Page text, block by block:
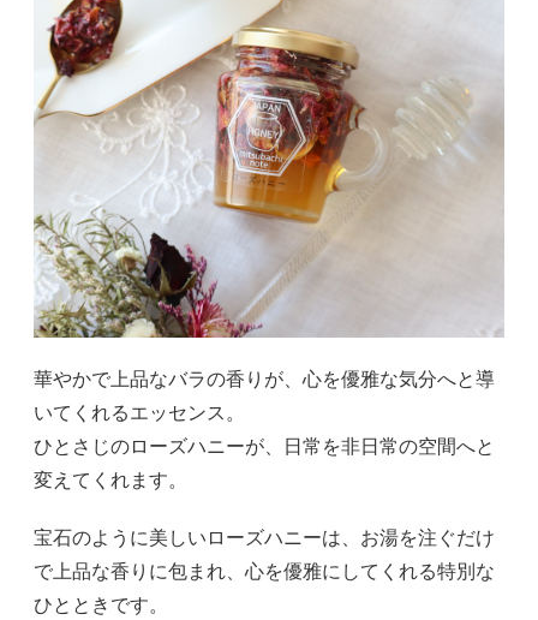
華やかで上品なバラの香りが、心を優雅な気分へと導
いてくれるエッセンス。
ひとさじのローズハニーが、日常を非日常の空間へと
変えてくれます。
宝石のように美しいローズハニーは、お湯を注ぐだけ
で上品な香りに包まれ、心を優雅にしてくれる特別な
ひとときです。